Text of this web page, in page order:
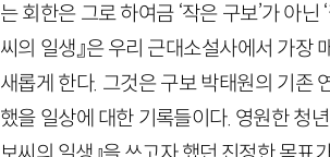
는 회한은 그로 하여금 ‘작은 구보’가 아
씨의 일생』은 우리 근대소설사에서 가장
새롭게 한다. 그것은 구보 박태원의 기존
했을 일상에 대한 기록들이다. 영원한 청